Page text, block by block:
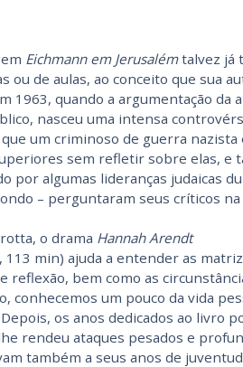
Eichmann em Jerusalémtalvez já
de aulas, ao conceito que sua
1963, quando a argumentação da
nasceu uma intensa
um criminoso de guerra nazista
sem refletir sobre elas, e
por algumas lideranças judaicas
– perguntaram seus críticos na
o drama Hannah Arendt
min) ajuda a entender as
reflexão, bem como as
conhecemos um pouco da vida
os anos dedicados ao livro
rendeu ataques pesados e
também a seus anos de